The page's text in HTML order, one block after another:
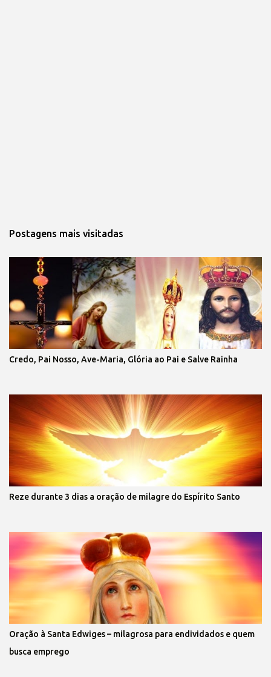
Postagens mais visitadas
Credo, Pai Nosso, Ave-Maria, Glória ao Pai e Salve Rainha
Reze durante 3 dias a oração de milagre do Espírito Santo
Oração à Santa Edwiges – milagrosa para endividados e quem
busca emprego